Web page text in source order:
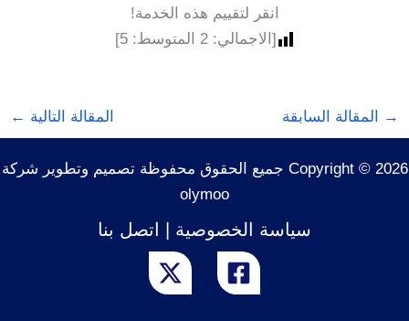
انقر لتقييم هذه الخدمة!
[الاجمالي:2 المتوسط:5
]
→ المقالة السابقة المقالة التالية ←
Copyright © 2026 جميع الحقوق محفوظة تصميم وتطوير شركة
olymoo
سياسة الخصوصية اتصل بنا